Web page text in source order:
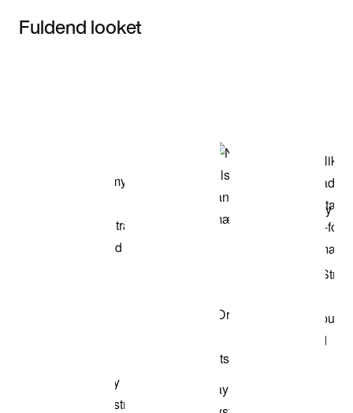
Fuldend looket